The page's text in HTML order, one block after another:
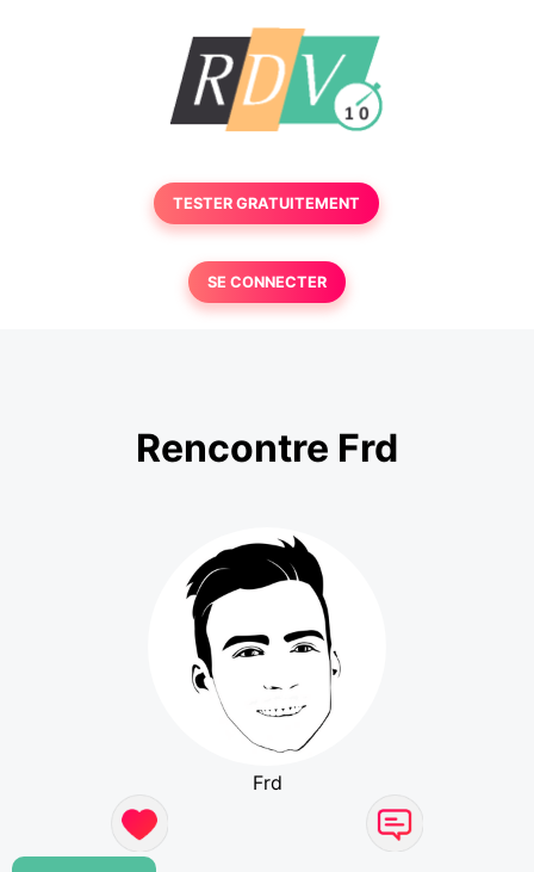
TESTER GRATUITEMENT
SE CONNECTER
Rencontre Frd
Frd